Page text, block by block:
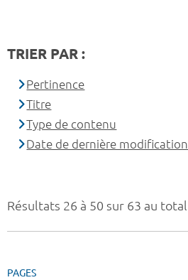
Résultats 26 à 50 sur 63 au total
PAGES
TRIER PAR :
Pertinence
Titre
Type de contenu
Date de dernière modification